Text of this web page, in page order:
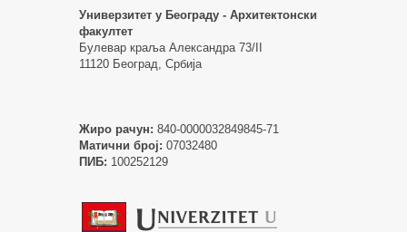
Универзитет у Београду - Архитектонски
факултет
Булевар краља Александра 73/II
11120 Београд, Србија
Жиро рачун: 840-0000032849845-71
Матични број: 07032480
ПИБ: 100252129